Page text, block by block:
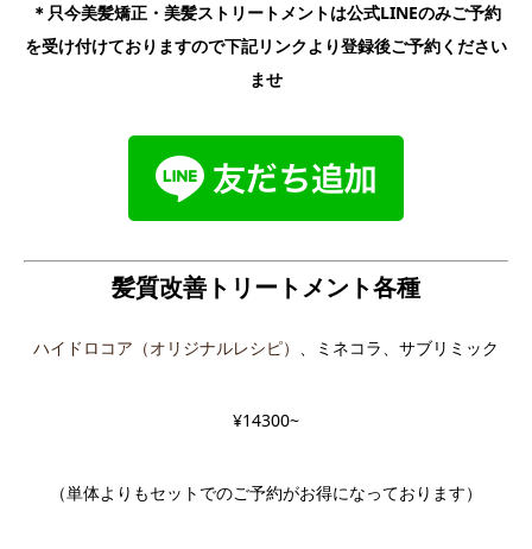
＊只今美髪矯正・美髪ストリートメントは公式LINEのみご予約
を受け付けておりますので下記リンクより登録後ご予約ください
ませ
髪質改善トリートメント各種
ハイドロコア（オリジナルレシピ） 、ミネコラ、サブリミック
¥14300~
（単体よりもセットでのご予約がお得になっております）